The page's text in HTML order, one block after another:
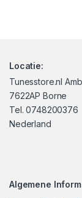
Locatie:
Tunesstore.nl
7622AP Borne
Tel. 0748200376
Nederland
Algemene